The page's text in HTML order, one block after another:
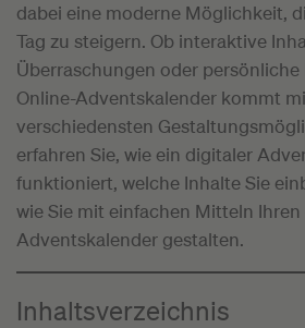
dabei eine moderne Möglichkeit,
Tag zu steigern. Ob interaktive
Überraschungen oder persönliche
Online-Adventskalender kommt
verschiedensten
erfahren Sie, wie ein digitaler
funktioniert, welche Inhalte Sie
wie Sie mit einfachen Mitteln
Adventskalender gestalten.
Inhaltsverzeichnis